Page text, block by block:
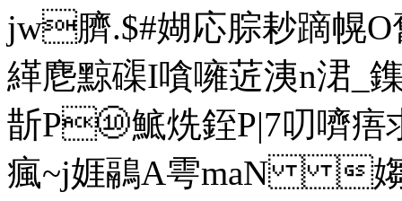
jw臍.$#媩応腙耖蹢幌O
緙麀黥磲I嗿噰菦洟n涒_
斮P⑩鯳烍銍P|7叨嚌痦
瘋~j娾鷊A雩maN 媰